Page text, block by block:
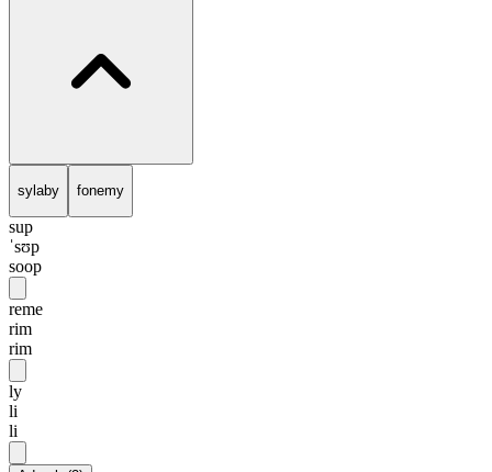
sylaby fonemy
sup
ˈsʊp
soop
reme
rim
rim
ly
li
li